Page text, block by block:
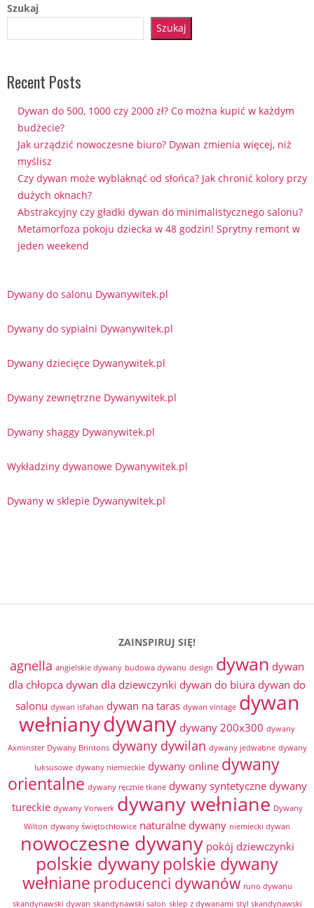
Szukaj
Szukaj
Recent Posts
Dywan do 500, 1000 czy 2000 zł? Co można kupić w każdym
budżecie?
Jak urządzić nowoczesne biuro? Dywan zmienia więcej, niż
myślisz
Czy dywan może wyblaknąć od słońca? Jak chronić kolory przy
dużych oknach?
Abstrakcyjny czy gładki dywan do minimalistycznego salonu?
Metamorfoza pokoju dziecka w 48 godzin! Sprytny remont w
jeden weekend
Dywany do salonu Dywanywitek.pl
Dywany do sypialni Dywanywitek.pl
Dywany dziecięce Dywanywitek.pl
Dywany zewnętrzne Dywanywitek.pl
Dywany shaggy Dywanywitek.pl
Wykładziny dywanowe Dywanywitek.pl
Dywany w sklepie Dywanywitek.pl
ZAINSPIRUJ SIĘ!
agnella angielskie dywany budowa dywanu design dywan dywan
dla chłopca dywan dla dziewczynki dywan do biura dywan do
salonu dywan isfahan dywan na taras dywan vintage dywan
wełnianydywany dywany 200x300 dywany
Axminster Dywany Brintons dywany dywilan dywany jedwabne dywany
luksusowe dywany niemieckie dywany online dywany
orientalne dywany ręcznie tkane dywany syntetyczne dywany
tureckie dywany Vorwerk dywany wełniane Dywany
Wilton dywany świętochłowice naturalne dywany niemiecki dywan
nowoczesne dywany pokój dziewczynki
polskie dywanypolskie dywany
wełniane producenci dywanów runo dywanu
skandynawski dywan skandynawski salon sklep z dywanami styl skandynawski